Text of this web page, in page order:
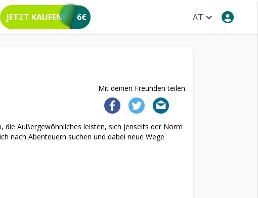
AT
JETZT KAUFEN! 6€
Mit deinen Freunden teilen
die Außergewöhnliches leisten, sich jenseits der Norm
nach Abenteuern suchen und dabei neue Wege